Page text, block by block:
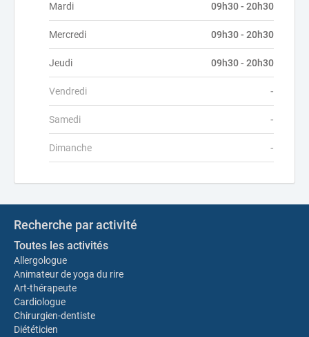
Mardi 09h30 - 20h30
Mercredi 09h30 - 20h30
Jeudi 09h30 - 20h30
Vendredi -
Samedi -
Dimanche -
Recherche par activité
Toutes les activités
Allergologue
Animateur de yoga du rire
Art-thérapeute
Cardiologue
Chirurgien-dentiste
Diététicien